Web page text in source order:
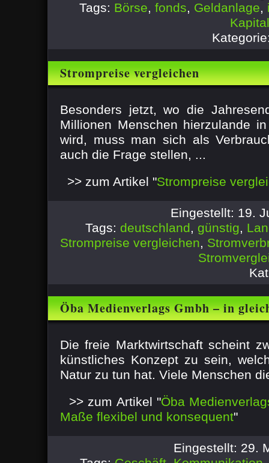
Tags: Börse, fonds, Geldanlage,
Kapital
Strompreise vergleichen
Besonders jetzt, wo die
Millionen Menschen hierzulande
wird, muss man sich als
auch die Frage stellen, ...
>> zum Artikel "Strompreise
Eingestellt: 19.
Tags: deutschland, günstig,
Strompreise vergleichen,
Öba Medienverlags Gmbh – in
Die freie Marktwirtschaft scheint
künstliches Konzept zu sein,
Natur zu tun hat. Viele Menschen
>> zum Artikel "Öba
Maße flexibel und konsequent"
Eingestellt: 29.